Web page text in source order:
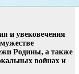
и увековечения
Родины, а также
войнах и